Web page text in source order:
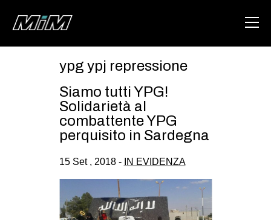
HOME
ABOUT
AREA
CSOA LAMBRETTA
MSM
ypg ypj repressione
Siamo tutti YPG!
Solidarietà al
combattente YPG
perquisito in Sardegna
15 Set , 2018 - IN EVIDENZA